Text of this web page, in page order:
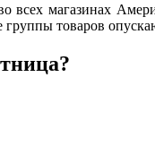
всех магазинах
товаров